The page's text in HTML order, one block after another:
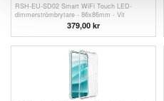
RSH-EU-SD02 Smart WiFi Touch LED-
dimmerströmbrytare - 86x86mm - Vit
379,00 kr